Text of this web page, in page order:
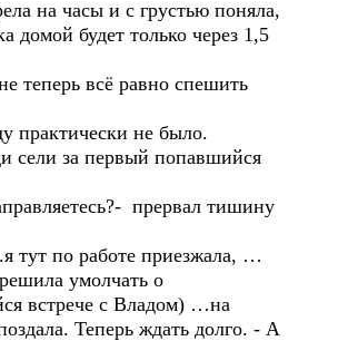
на часы и с грустью поняла,
домой будет только через 1,5
теперь всё равно спешить
практически не было.
сели за первый попавшийся
прервал тишину
тут по работе приезжала, …
умолчать о
встрече с Владом) …на
Теперь ждать долго. - А